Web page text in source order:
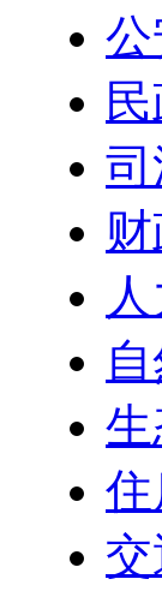
公
司